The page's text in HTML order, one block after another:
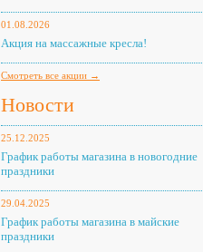
01.08.2026
Акция на массажные кресла!
Смотреть все акции →
Новости
25.12.2025
График работы магазина в новогодние
праздники
29.04.2025
График работы магазина в майские
праздники